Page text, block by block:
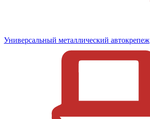
Универсальный металлический автокрепеж